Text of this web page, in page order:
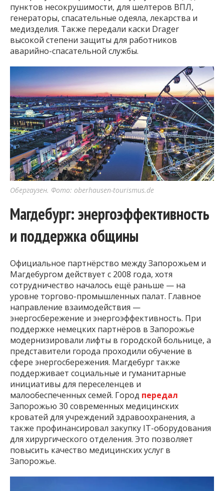
пунктов несокрушимости, для шелтеров ВПЛ,
генераторы, спасательные одеяла, лекарства и
медизделия. Также передали каски Drager
высокой степени защиты для работников
аварийно-спасательной службы.
Обергаузен. Фото: oberhausen-tourismus.de
Магдебург: энергоэффективность
и поддержка общины
Официальное партнёрство между Запорожьем и
Магдебургом действует с 2008 года, хотя
сотрудничество началось ещё раньше — на
уровне торгово-промышленных палат. Главное
направление взаимодействия —
энергосбережение и энергоэффективность. При
поддержке немецких партнёров в Запорожье
модернизировали лифты в городской больнице, а
представители города проходили обучение в
сфере энергосбережения. Магдебург также
поддерживает социальные и гуманитарные
инициативы для переселенцев и
малообеспеченных семей. Город передал
Запорожью 30 современных медицинских
кроватей для учреждений здравоохранения, а
также профинансировал закупку IT-оборудования
для хирургического отделения. Это позволяет
повысить качество медицинских услуг в
Запорожье.